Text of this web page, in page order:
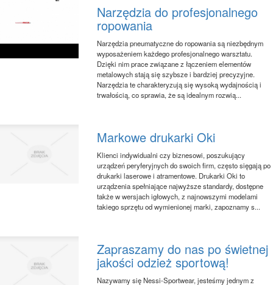
Narzędzia do profesjonalnego
ropowania
Narzędzia pneumatyczne do ropowania są niezbędnym
wyposażeniem każdego profesjonalnego warsztatu.
Dzięki nim prace związane z łączeniem elementów
metalowych stają się szybsze i bardziej precyzyjne.
Narzędzia te charakteryzują się wysoką wydajnością i
trwałością, co sprawia, że są idealnym rozwią...
Markowe drukarki Oki
Klienci indywidualni czy biznesowi, poszukujący
urządzeń peryferyjnych do swoich firm, często sięgają po
drukarki laserowe i atramentowe. Drukarki Oki to
urządzenia spełniające najwyższe standardy, dostępne
także w wersjach igłowych, z najnowszymi modelami
takiego sprzętu od wymienionej marki, zapoznamy s...
Zapraszamy do nas po świetnej
jakości odzież sportową!
Nazywamy się Nessi-Sportwear, jesteśmy jednym z